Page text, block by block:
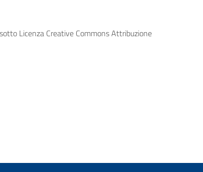
Licenza Creative Commons Attribuzione